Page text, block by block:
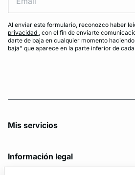
Al enviar este formulario, reconozco haber
privacidad , con el fin de enviarte
darte de baja en cualquier momento
baja" que aparece en la parte inferior de
Mis servicios
Información legal